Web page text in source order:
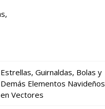
Estrellas, Guirnaldas, Bolas y
Demás Elementos Navideños
en Vectores